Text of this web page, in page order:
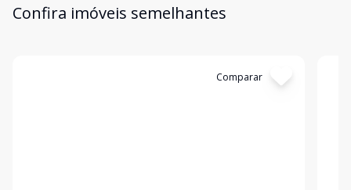
Confira imóveis semelhantes
Comparar